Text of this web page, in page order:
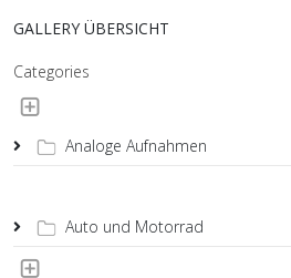
GALLERY ÜBERSICHT
Categories
Analoge Aufnahmen
Auto und Motorrad